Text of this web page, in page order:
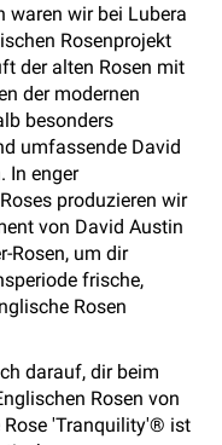
waren wir bei Lubera
Rosenprojekt
der alten Rosen mit
der modernen
besonders
umfassende David
In enger
produzieren wir
von David Austin
Rosen, um dir
frische,
Rosen
darauf, dir beim
Rosen von
Rose 'Tranquility'® ist